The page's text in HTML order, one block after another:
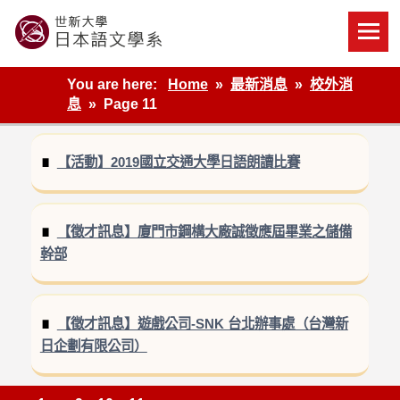
content
世新大學教學單位的網站
You are here:
Home 最新消息
校外消
息
Page 11
【活動】2019國立交通大學日語朗讀比賽
【徵才訊息】廈門市鋼構大廠誠徵應屆畢業之儲備
幹部
【徵才訊息】遊戲公司-SNK 台北辦事處（台灣新
日企劃有限公司）